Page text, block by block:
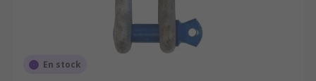
En stock